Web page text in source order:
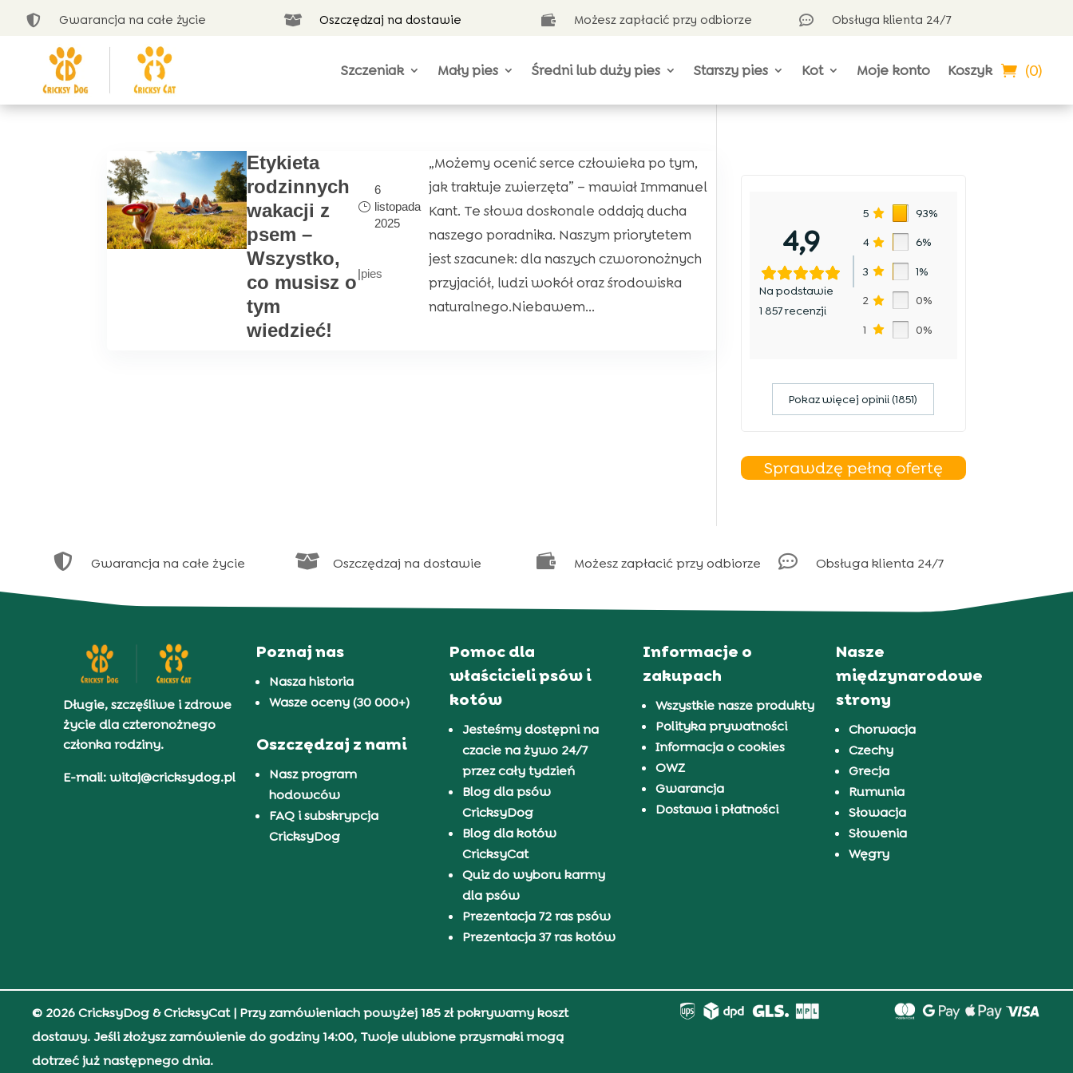
 Gwarancja na całe życie  Oszczędzaj na dostawie  Możesz zapłacić przy odbiorze  Obsługa klienta 24/7
Szczeniak Mały pies Średni lub duży pies Starszy pies Kot Moje konto Koszyk (0)
Etykieta
rodzinnych
wakacji z
psem –
Wszystko,
co musisz o
tym
wiedzieć!
6
listopada
2025
|pies
„Możemy ocenić serce człowieka po tym,
jak traktuje zwierzęta” – mawiał Immanuel
Kant. Te słowa doskonale oddają ducha
naszego poradnika. Naszym priorytetem
jest szacunek: dla naszych czworonożnych
przyjaciół, ludzi wokół oraz środowiska
naturalnego.Niebawem...
4,9
Na podstawie
1 857 recenzji
5 93%
4 6%
3 1%
2 0%
1 0%
Pokaz więcej opinii (1851)
Sprawdzę pełną ofertę
 Gwarancja na całe życie  Oszczędzaj na dostawie  Możesz zapłacić przy odbiorze  Obsługa klienta 24/7
Długie, szczęśliwe i zdrowe
życie dla czteronożnego
członka rodziny.
E-mail: witaj@cricksydog.pl
Poznaj nas
Nasza historia
Wasze oceny (30 000+)
Oszczędzaj z nami
Nasz program
hodowców
FAQ i subskrypcja
CricksyDog
Pomoc dla
właścicieli psów i
kotów
Jesteśmy dostępni na
czacie na żywo 24/7
przez cały tydzień
Blog dla psów
CricksyDog
Blog dla kotów
CricksyCat
Quiz do wyboru karmy
dla psów
Prezentacja 72 ras psów
Prezentacja 37 ras kotów
Informacje o
zakupach
Wszystkie nasze produkty
Polityka prywatności
Informacja o cookies
OWZ
Gwarancja
Dostawa i płatności
Nasze
międzynarodowe
strony
Chorwacja
Czechy
Grecja
Rumunia
Słowacja
Słowenia
Węgry
© 2026 CricksyDog & CricksyCat| Przy zamówieniach powyżej 185 zł pokrywamy koszt
dostawy. Jeśli złożysz zamówienie do godziny 14:00, Twoje ulubione przysmaki mogą
dotrzeć już następnego dnia.